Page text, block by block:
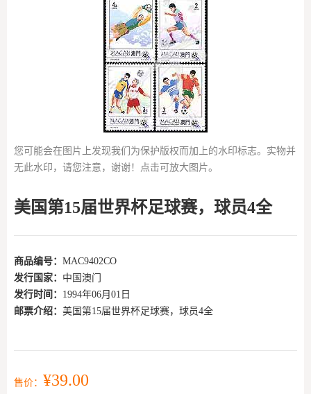
您可能会在图片上发现我们为保护版权而加上的水印标志。实物并
无此水印，请您注意，谢谢！点击可放大图片。
美国第15届世界杯足球赛，球员4全
商品编号： MAC9402CO
发行国家： 中国澳门
发行时间： 1994年06月01日
邮票介绍： 美国第15届世界杯足球赛，球员4全
售价： ¥39.00